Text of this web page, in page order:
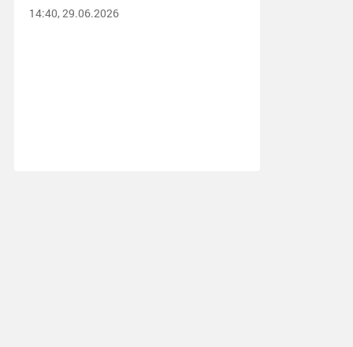
14:40, 29.06.2026